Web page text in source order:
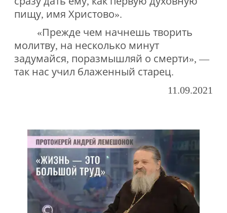
пищу, имя Христово».
«Прежде чем начнешь творить
молитву, на несколько минут
задумайся, поразмышляй о смерти», —
так нас учил блаженный старец.
11.09.2021